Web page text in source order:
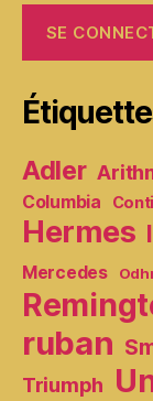
Adler
Columbia
Hermes
Mercedes
ruban
Triumph